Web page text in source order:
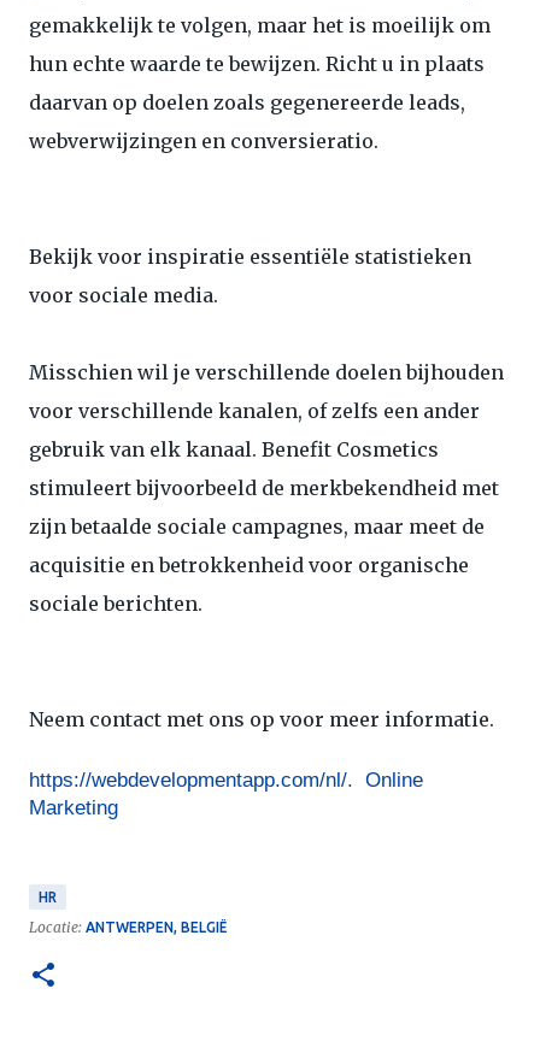
gemakkelijk te volgen, maar het is moeilijk om
hun echte waarde te bewijzen. Richt u in plaats
daarvan op doelen zoals gegenereerde leads,
webverwijzingen en conversieratio.
Bekijk voor inspiratie essentiële statistieken
voor sociale media.
Misschien wil je verschillende doelen bijhouden
voor verschillende kanalen, of zelfs een ander
gebruik van elk kanaal. Benefit Cosmetics
stimuleert bijvoorbeeld de merkbekendheid met
zijn betaalde sociale campagnes, maar meet de
acquisitie en betrokkenheid voor organische
sociale berichten.
Neem contact met ons op voor meer informatie.
https://webdevelopmentapp.com/nl/. Online
Marketing
HR
Locatie: ANTWERPEN, BELGIË